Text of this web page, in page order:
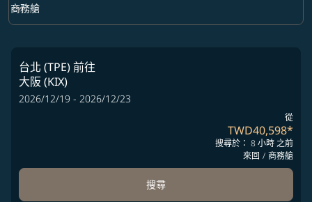
艙等 option 商務艙 Selected
商務艙
keyboard_arrow_down
台北 (TPE)前往
大阪 (KIX)
2026/12/19 - 2026/12/23
從
TWD40,598*
搜尋於： 8 小時 之前
來回 / 商務艙
搜尋